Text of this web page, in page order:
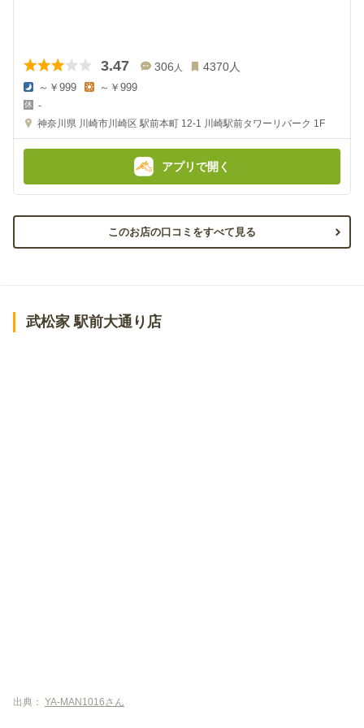
3.47 306 人 4370人
夜
の
金
～￥999
金
額
～￥999
-
神奈川県 川崎市川崎区 駅前本町 12-1 川崎駅前タワーリバーク 1F
アプリで開く
このお店の口コミをすべて見る
武松家 駅前大通り店
出典： YA-MAN1016さん